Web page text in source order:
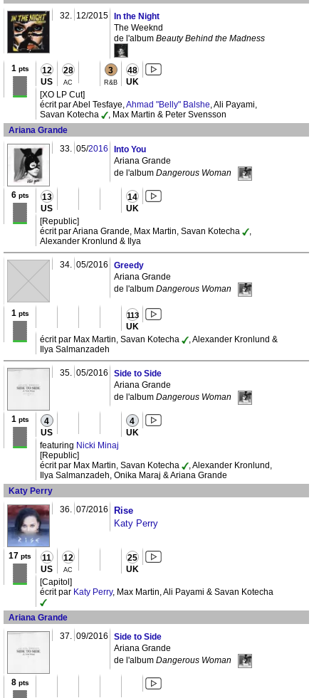
32. 12/2015
In the Night
The Weeknd
de l'album Beauty Behind the Madness
1 pts 12
US
28
AC
3
R&B
48
UK
[XO LP Cut]
écrit par Abel Tesfaye,Ahmad "Belly" Balshe, Ali Payami,
Savan Kotecha
, Max Martin & Peter Svensson
Ariana Grande
33. 05/2016
Into You
Ariana Grande
de l'album Dangerous Woman
6pts 13
US
14
UK
[Republic]
écrit par Ariana Grande, Max Martin, Savan Kotecha
,
Alexander Kronlund & Ilya
34. 05/2016
Greedy
Ariana Grande
de l'album Dangerous Woman
1 pts
113
UK
écrit par Max Martin, Savan Kotecha
, Alexander Kronlund &
Ilya Salmanzadeh
35. 05/2016
Side to Side
Ariana Grande
de l'album Dangerous Woman
1 pts 4
US
4
UK
featuring Nicki Minaj
[Republic]
écrit par Max Martin, Savan Kotecha
, Alexander Kronlund,
Ilya Salmanzadeh, Onika Maraj & Ariana Grande
Katy Perry
36. 07/2016
Rise
Katy Perry
17 pts 11
US
12
AC
25
UK
[Capitol]
écrit par Katy Perry, Max Martin, Ali Payami & Savan Kotecha
Ariana Grande
37. 09/2016
Side to Side
Ariana Grande
de l'album Dangerous Woman
8pts